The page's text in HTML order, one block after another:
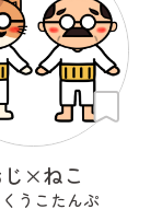
じ×ねこ
うこたんぷ